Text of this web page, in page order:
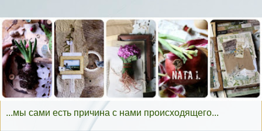
...мы сами есть причина с нами происходящего...